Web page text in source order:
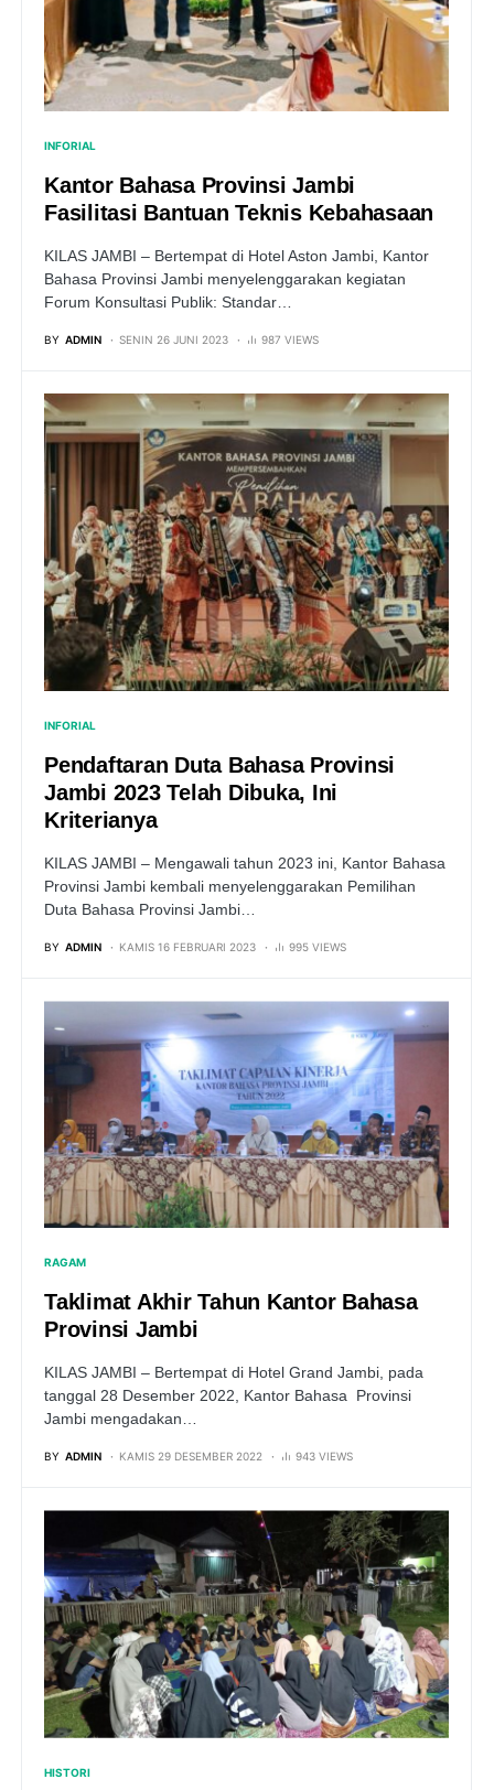
INFORIAL
Kantor Bahasa Provinsi Jambi
Fasilitasi Bantuan Teknis Kebahasaan
KILAS JAMBI – Bertempat di Hotel Aston Jambi, Kantor
Bahasa Provinsi Jambi menyelenggarakan kegiatan
Forum Konsultasi Publik: Standar…
BY ADMIN SENIN 26 JUNI 2023 987 VIEWS
INFORIAL
Pendaftaran Duta Bahasa Provinsi
Jambi 2023 Telah Dibuka, Ini
Kriterianya
KILAS JAMBI – Mengawali tahun 2023 ini, Kantor Bahasa
Provinsi Jambi kembali menyelenggarakan Pemilihan
Duta Bahasa Provinsi Jambi…
BY ADMIN KAMIS 16 FEBRUARI 2023 995 VIEWS
RAGAM
Taklimat Akhir Tahun Kantor Bahasa
Provinsi Jambi
KILAS JAMBI – Bertempat di Hotel Grand Jambi, pada
tanggal 28 Desember 2022, Kantor Bahasa Provinsi
Jambi mengadakan…
BY ADMIN KAMIS 29 DESEMBER 2022 943 VIEWS
HISTORI